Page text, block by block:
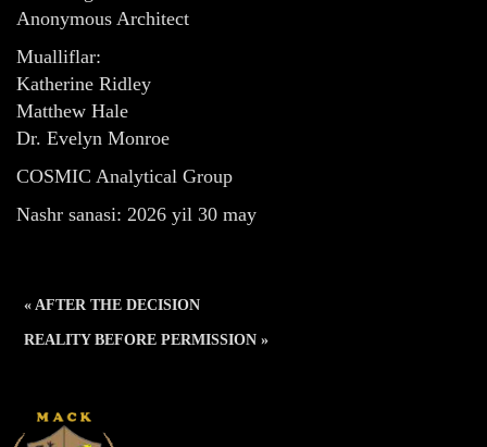
Anonymous Architect
Mualliflar:
Katherine Ridley
Matthew Hale
Dr. Evelyn Monroe
COSMIC Analytical Group
Nashr sanasi: 2026 yil 30 may
« AFTER THE DECISION
REALITY BEFORE PERMISSION »